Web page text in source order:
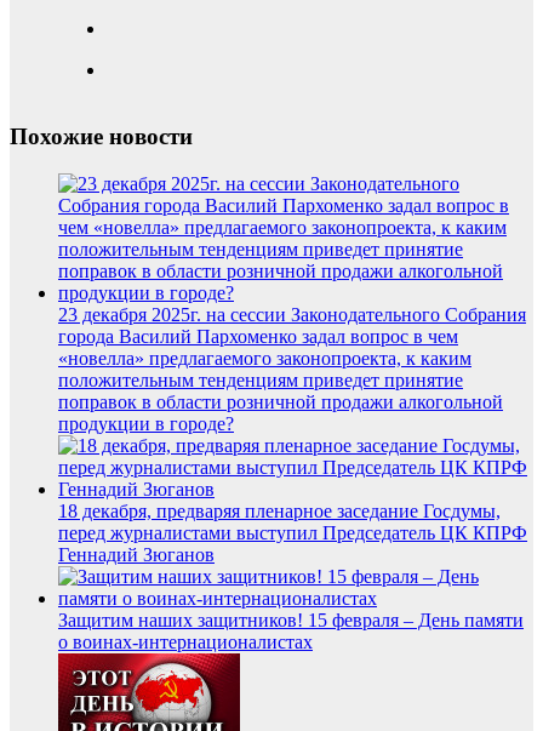
Похожие новости
23 декабря 2025г. на сессии Законодательного Собрания
города Василий Пархоменко задал вопрос в чем
«новелла» предлагаемого законопроекта, к каким
положительным тенденциям приведет принятие
поправок в области розничной продажи алкогольной
продукции в городе?
18 декабря, предваряя пленарное заседание Госдумы,
перед журналистами выступил Председатель ЦК КПРФ
Геннадий Зюганов
Защитим наших защитников! 15 февраля – День памяти
о воинах-интернационалистах